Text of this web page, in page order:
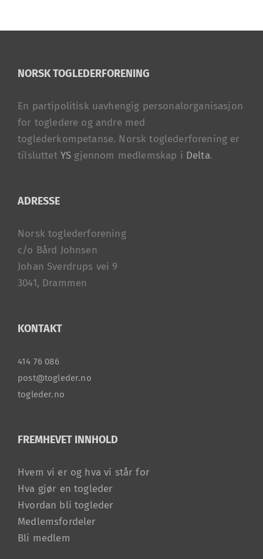
NORSK TOGLEDERFORENING
En partipolitisk uavhengig personalorganisasjon
for togledere og andre med
toglederkompetanse. Norsk toglederforening er
tilsluttet YS gjennom medlemskap i Delta.
ADRESSE
Norsk toglederforening
c/o Bård Johnsen
Johan Sverdrups vei 9
3041, Drammen
KONTAKT
414 76 086
post@togleder.no
togleder.no
FREMHEVET INNHOLD
Hvem vi er og hva vi står for
Hva gjør en togleder
Hvordan bli togleder
Medlemsfordeler
Bli medlem